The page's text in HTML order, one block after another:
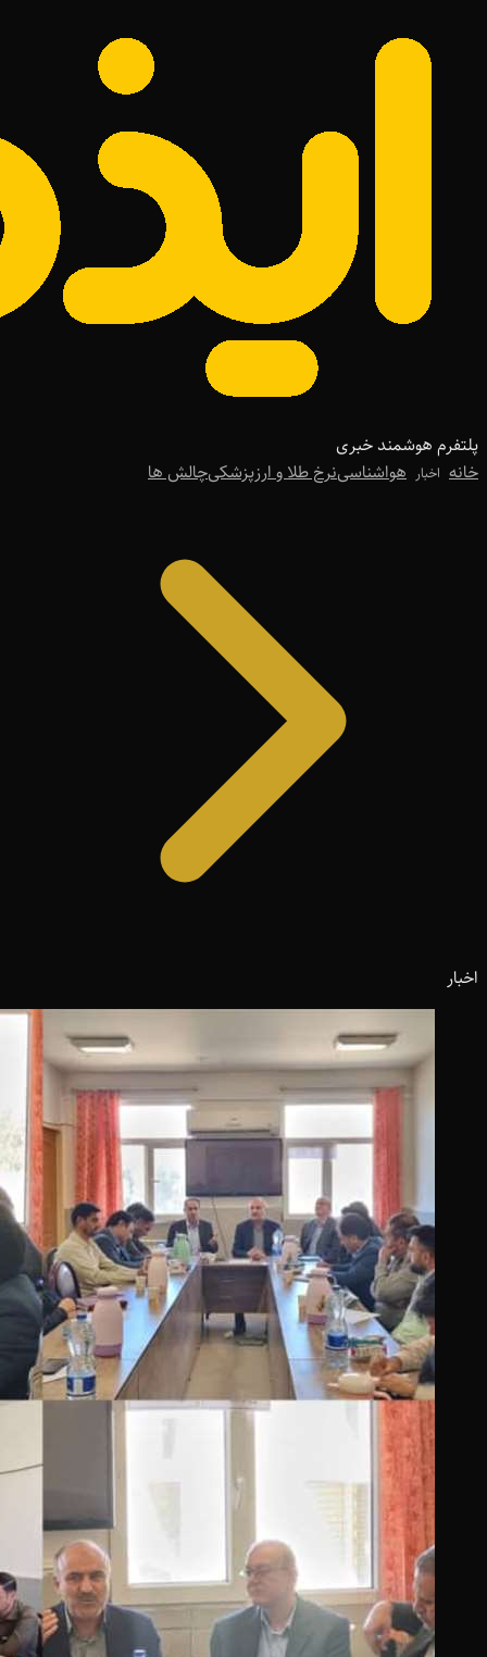
پلتفرم هوشمند خبری
خانه اخبار هواشناسینرخ طلا و ارزپزشکیچالش ها
اخبار